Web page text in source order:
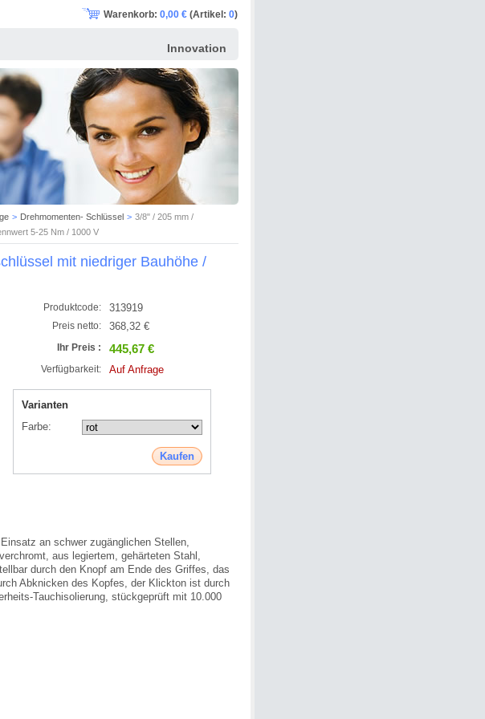
Innovation
> Drehmomenten- Schlüssel > 3/8" / 205 mm /
5-25 Nm / 1000 V
mit niedriger Bauhöhe /
Produktcode: 313919
Preis netto: 368,32 €
Ihr Preis : 445,67 €
Verfügbarkeit: Auf Anfrage
Varianten
Farbe:
Kaufen
an schwer zugänglichen Stellen,
aus legiertem, gehärteten Stahl,
durch den Knopf am Ende des Griffes, das
Abknicken des Kopfes, der Klickton ist durch
Tauchisolierung, stückgeprüft mit 10.000
Warenkorb: 0,00 € (Artikel: 0)